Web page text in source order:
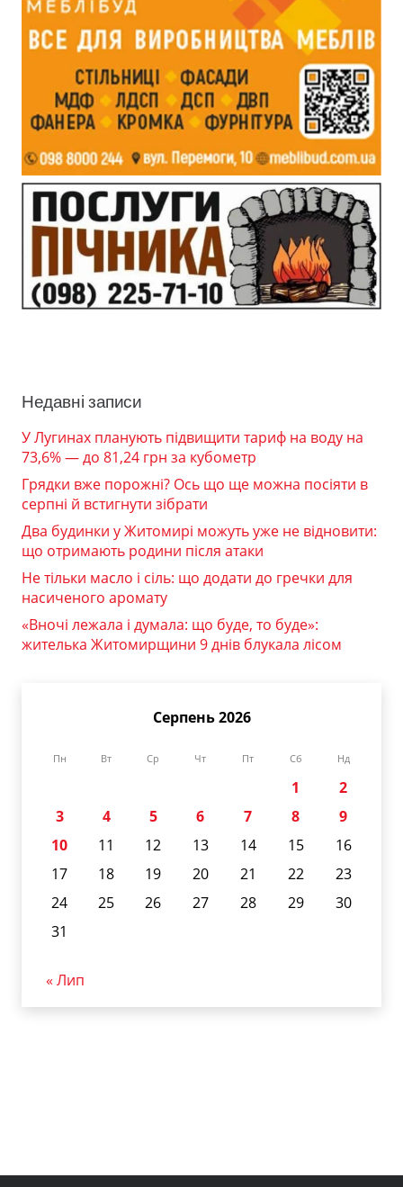
Недавні записи
У Лугинах планують підвищити тариф на воду на
73,6% — до 81,24 грн за кубометр
Грядки вже порожні? Ось що ще можна посіяти в
серпні й встигнути зібрати
Два будинки у Житомирі можуть уже не відновити:
що отримають родини після атаки
Не тільки масло і сіль: що додати до гречки для
насиченого аромату
«Вночі лежала і думала: що буде, то буде»:
жителька Житомирщини 9 днів блукала лісом
Серпень 2026
Пн Вт Ср Чт Пт Сб Нд
1
2
3
4 5 6 7 8
9
10
11 12 13 14 15
16
17
18 19 20 21 22
23
24
25 26 27 28 29
30
31
« Лип